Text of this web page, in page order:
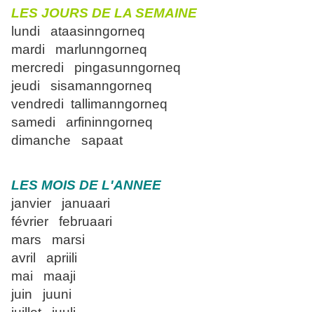
LES JOURS DE LA SEMAINE
lundi ataasinngorneq
mardi marlunngorneq
mercredi pingasunngorneq
jeudi sisamanngorneq
vendredi tallimanngorneq
samedi arfininngorneq
dimanche sapaat
LES MOIS DE L'ANNEE
janvier januaari
février februaari
mars marsi
avril apriili
mai maaji
juin juuni